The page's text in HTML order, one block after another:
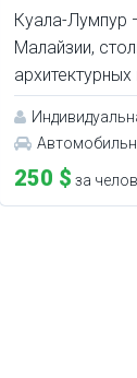
Куала-Лумпур
Малайзии,
архитектурных
250 $ за